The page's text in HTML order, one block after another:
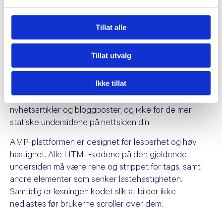
Tillat alle
Tillat utvalg
Ikke tillat
siden. Med AMP-tilpassede sider vil man oppleve at
innlastingen av sider skjer nærmest omgående. En
side skal laste smidig og problemfritt.
AMP er en forkortelse for Accelerated Mobile Pages,
og er et samarbeidsprosjekt mellom Google, Twitter
og en rekke andre aktører ment for å lage lynraske
mobilsider. AMP er hovedsakelig utviklet for
nyhetsartikler og bloggposter, og ikke for de mer
statiske undersidene på nettsiden din.
AMP-plattformen er designet for lesbarhet og høy
hastighet. Alle HTML-kodene på den gjeldende
undersiden må være rene og strippet for tags, samt
andre elementer som senker lastehastigheten.
Samtidig er løsningen kodet slik at bilder ikke
nedlastes før brukerne scroller over dem.